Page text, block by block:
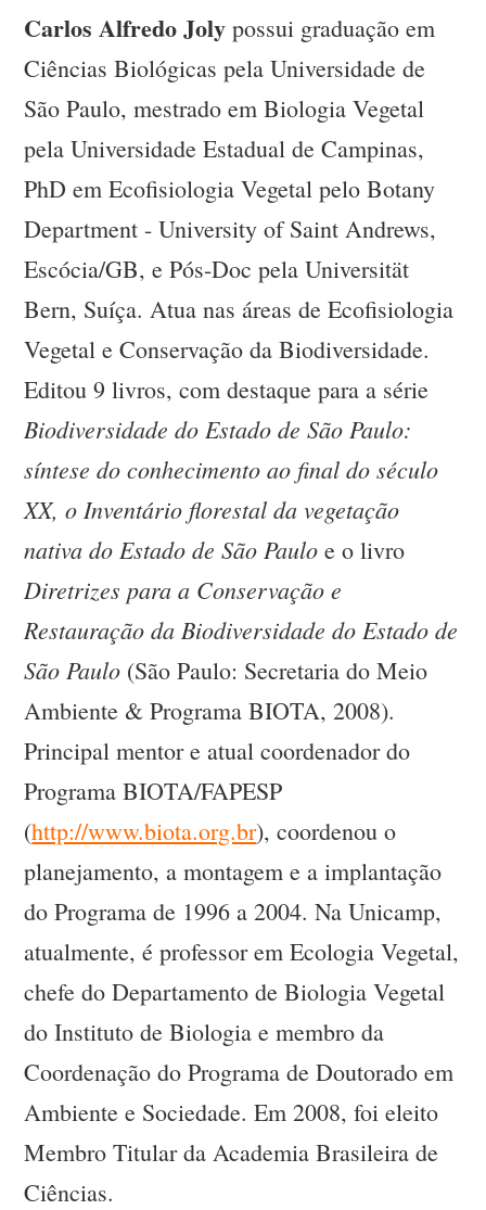
Carlos Alfredo Joly possui graduação em
Ciências Biológicas pela Universidade de
São Paulo, mestrado em Biologia Vegetal
pela Universidade Estadual de Campinas,
PhD em Ecofisiologia Vegetal pelo Botany
Department - University of Saint Andrews,
Escócia/GB, e Pós-Doc pela Universität
Bern, Suíça. Atua nas áreas de Ecofisiologia
Vegetal e Conservação da Biodiversidade.
Editou 9 livros, com destaque para a série
Biodiversidade do Estado de São Paulo:
síntese do conhecimento ao final do século
XX, o Inventário florestal da vegetação
nativa do Estado de São Paulo e o livro
Diretrizes para a Conservação e
Restauração da Biodiversidade do Estado de
São Paulo (São Paulo: Secretaria do Meio
Ambiente & Programa BIOTA, 2008).
Principal mentor e atual coordenador do
Programa BIOTA/FAPESP
(http://www.biota.org.br), coordenou o
planejamento, a montagem e a implantação
do Programa de 1996 a 2004. Na Unicamp,
atualmente, é professor em Ecologia Vegetal,
chefe do Departamento de Biologia Vegetal
do Instituto de Biologia e membro da
Coordenação do Programa de Doutorado em
Ambiente e Sociedade. Em 2008, foi eleito
Membro Titular da Academia Brasileira de
Ciências.